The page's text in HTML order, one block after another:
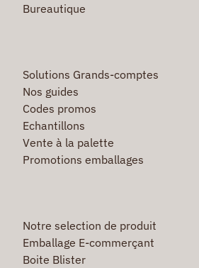
Bureautique
Solutions Grands-comptes
Nos guides
Codes promos
Echantillons
Vente à la palette
Promotions emballages
Notre selection de produit
Emballage E-commerçant
Boite Blister